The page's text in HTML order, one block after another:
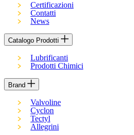
Certificazioni
Contatti
News
Catalogo Prodotti
Lubrificanti
Prodotti Chimici
Brand
Valvoline
Cyclon
Tectyl
Allegrini